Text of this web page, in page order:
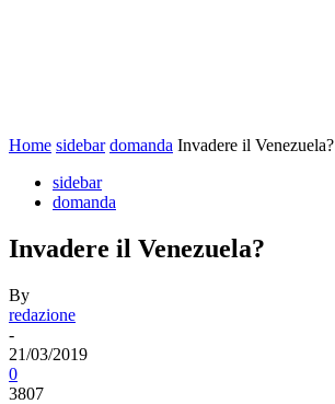
Home sidebar domanda Invadere il Venezuela?
sidebar
domanda
Invadere il Venezuela?
By
redazione
-
21/03/2019
0
3807